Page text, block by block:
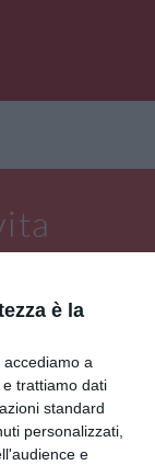
è la
accediamo a
trattiamo dati
standard
personalizzati,
e